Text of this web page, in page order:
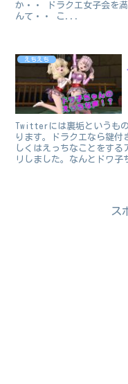
か・・ ドラクエ女子会を
んて・・ こ...
えちえち
Twitterには裏垢というも
ります。ドラクエなら鍵付
しくはえっちなことをする
リしました。なんとドワ
ス